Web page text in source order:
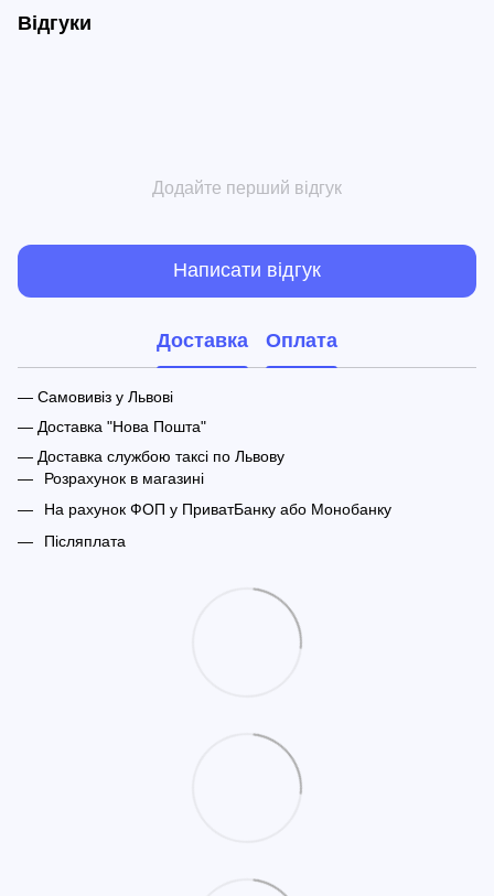
Відгуки
Додайте перший відгук
Написати відгук
Доставка Оплата
— Самовивіз у Львові
— Доставка "Нова Пошта"
— Доставка службою таксі по Львову
Розрахунок в магазині
На рахунок ФОП у ПриватБанку або Монобанку
Післяплата